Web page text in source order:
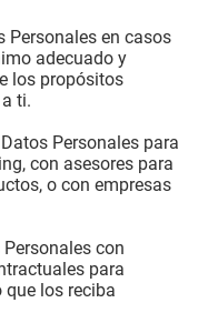
Personales en casos
adecuado y
los propósitos
ti.
Personales para
con asesores para
o con empresas
con
para
que los reciba